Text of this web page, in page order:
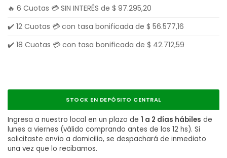
🔥 6 Cuotas 💳 SIN INTERÉS de $ 97.295,20
✔️ 12 Cuotas 💳 con tasa bonificada de $ 56.577,16
✔️ 18 Cuotas 💳 con tasa bonificada de $ 42.712,59
STOCK EN DEPÓSITO CENTRAL
Ingresa a nuestro local en un plazo de 1 a 2 días hábiles de
lunes a viernes (válido comprando antes de las 12 hs). Si
solicitaste envío a domicilio, se despachará de inmediato
una vez que lo recibamos.